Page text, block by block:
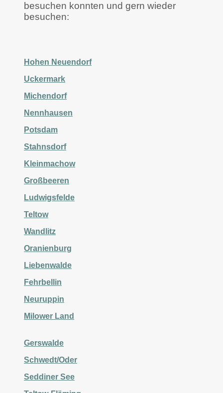
besuchen konnten und gern wieder
besuchen:
Hohen Neuendorf
Uckermark
Michendorf
Nennhausen
Potsdam
Stahnsdorf
Kleinmachow
Großbeeren
Ludwigsfelde
Teltow
Wandlitz
Oranienburg
Liebenwalde
Fehrbellin
Neuruppin
Milower Land
Gerswalde
Schwedt/Oder
Seddiner See